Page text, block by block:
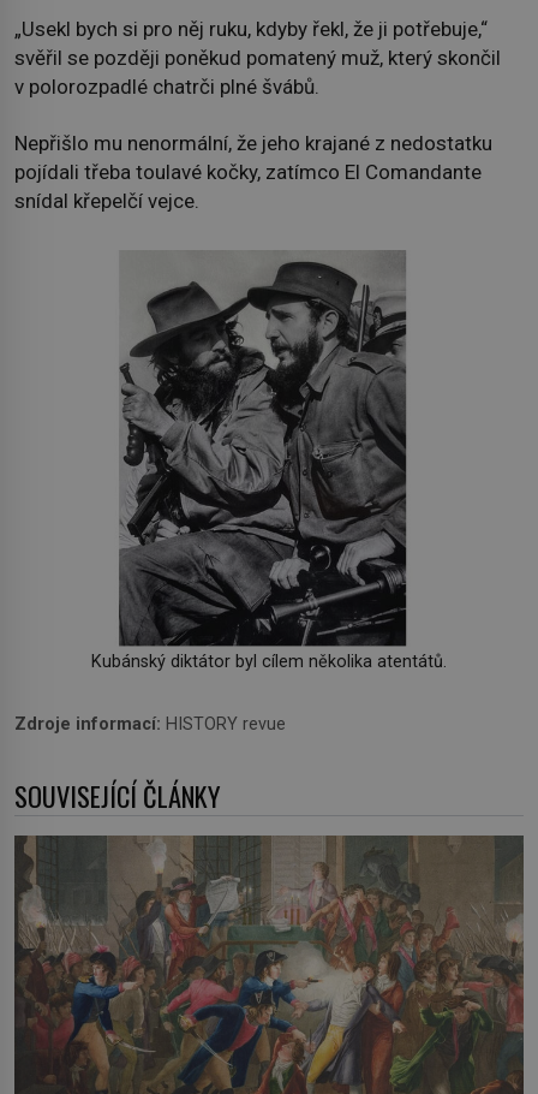
„Usekl bych si pro něj ruku, kdyby řekl, že ji potřebuje,“
svěřil se později poněkud pomatený muž, který skončil
v polorozpadlé chatrči plné švábů.
Nepřišlo mu nenormální, že jeho krajané z nedostatku
pojídali třeba toulavé kočky, zatímco El Comandante
snídal křepelčí vejce.
Kubánský diktátor byl cílem několika atentátů.
Zdroje informací: HISTORY revue
SOUVISEJÍCÍ ČLÁNKY